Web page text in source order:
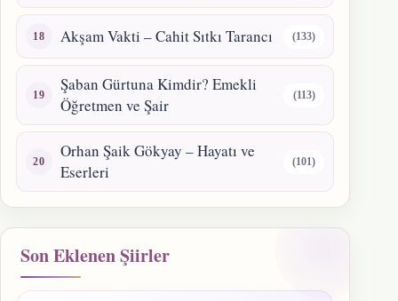
Akşam Vakti – Cahit Sıtkı Tarancı (133)
Şaban Gürtuna Kimdir? Emekli
Öğretmen ve Şair
(113)
Orhan Şaik Gökyay – Hayatı ve
Eserleri
(101)
Son Eklenen Şiirler